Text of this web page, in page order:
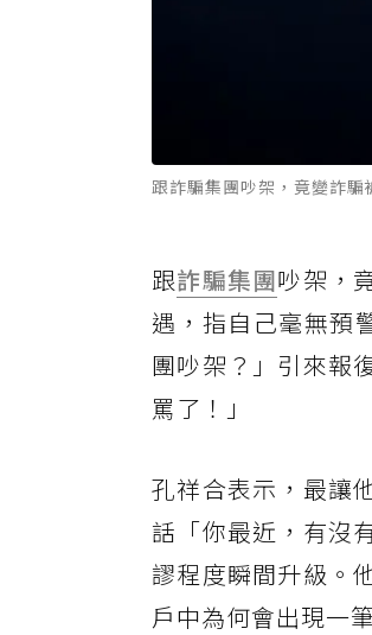
跟詐騙集團吵架，竟變詐騙
跟詐騙集團吵架，
遇，指自己毫無預
團吵架？」引來報
罵了！」
孔祥合表示，最讓
話「你最近，有沒
謬程度瞬間升級。
戶中為何會出現一